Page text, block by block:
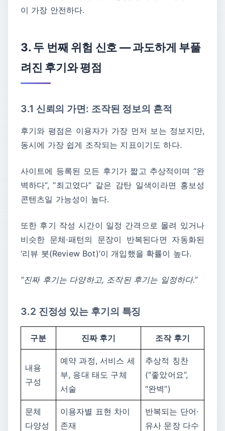
이 가장 안전하다.
3. 두 번째 위험 신호 ― 과도하게 부풀
려진 후기와 평점
3.1 신뢰의 가면: 조작된 정보의 흔적
후기와 평점은 이용자가 가장 먼저 보는 정보지만,
동시에 가장 쉽게 조작되는 지표이기도 하다.
사이트에 등록된 모든 후기가 짧고 추상적이며 “완
벽하다”, “최고였다” 같은 감탄 일색이라면 홍보성
콘텐츠일 가능성이 높다.
또한 후기 작성 시간이 일정 간격으로 몰려 있거나
비슷한 문체·패턴의 문장이 반복된다면 자동화된
‘리뷰 봇(Review Bot)’이 개입했을 확률이 높다.
“진짜 후기는 다양하고, 조작된 후기는 일정하다.”
3.2 진정성 있는 후기의 특징
구분 진짜 후기 조작 후기
내용
구성
예약 과정, 서비스 세
부, 응대 태도 구체
서술
추상적 칭찬
(“좋았어요”,
“완벽”)
문체
다양성
이용자별 표현 차이
존재
반복되는 단어·
유사 문장 다수